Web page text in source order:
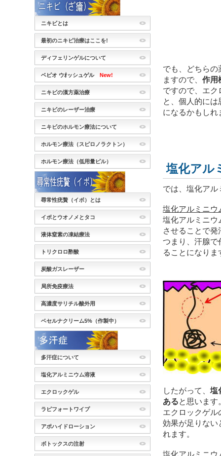
でも、どちら
ますので、 作用
ですので、エ
と、個人的に
になるかもしれ
塩化アル
では、塩化ア
塩化アルミニウ
塩化アルミニウ
させることで
つまり、汗腺で
ることになりま
したがって、 塩
あると思います
エクロックゲ
効果が足りない
れます。
塩化アルミニウ
ニキビとは
最初のニキビ治療はここを!
ディフェリンゲルについて
ベピオ ウｵッシュゲルNew!
ニキビの漢方薬治療
ニキビのレーザー治療
ニキビのホルモン療法について
ホルモン療法（スピロノラクトン）
ホルモン療法（低用量ピル）
尋常性疣贅（イボ）とは
イボとウオノメとタコ
液体窒素の凍結療法
トリクロロ酢酸
炭酸ガスレーザー
局所免疫療法
高濃度サリチル酸外用
ベセルナクリーム5%（作製中）
多汗症について
塩化アルミニウム溶液
エクロックゲル
ラピフォートワイプ
アポハイドローション
ボトックスの注射